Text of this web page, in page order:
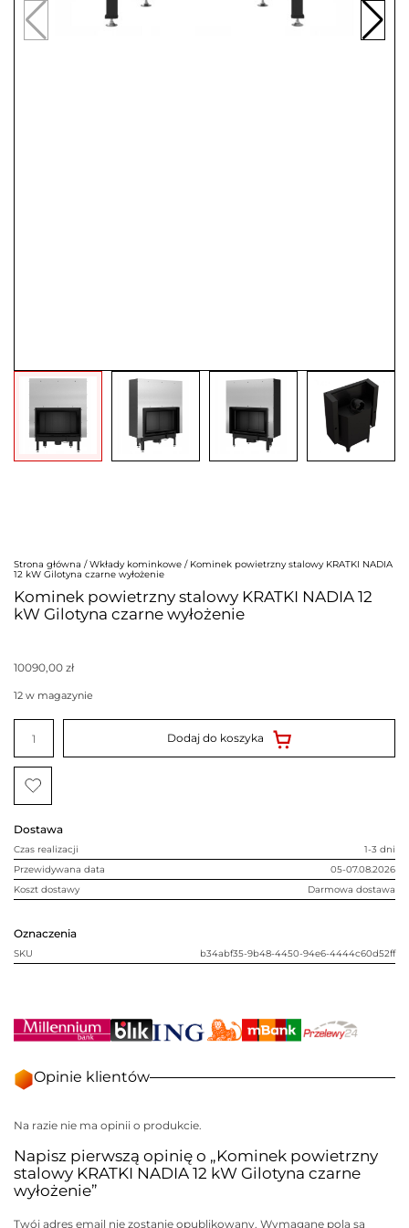
Strona główna /Wkłady kominkowe / Kominek powietrzny stalowy KRATKI NADIA
12 kW Gilotyna czarne wyłożenie
Kominek powietrzny stalowy KRATKI NADIA 12
kW Gilotyna czarne wyłożenie
Dostawa
Czas realizacji
1-3 dni
Przewidywana data
05-07.08.2026
Koszt dostawy
Darmowa dostawa
Oznaczenia
SKU b34abf35-9b48-4450-94e6-4444c60d52ff
10090,00 zł
12 w magazynie
ilość
Kominek
stalowy
KRATKI
NADIA
kW
czarne
wyłożenie
Dodaj do koszyka
Opinie klientów
Na razie nie ma opinii o produkcie.
Napisz pierwszą opinię o „Kominek powietrzny
stalowy KRATKI NADIA 12 kW Gilotyna czarne
wyłożenie”
Twój adres email nie zostanie opublikowany. Wymagane pola są